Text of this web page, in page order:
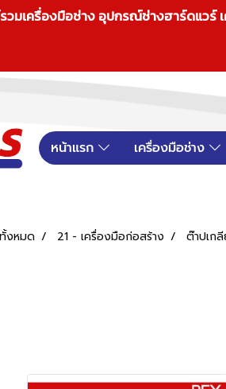
วมเครื่องมือช่าง อุปกรณ์ช่างฮาร์ดแว
หน้าแรก เครื่องมือช่าง
งหมด 21 - เครื่องมือก่อสร้าง ต๊าปเก